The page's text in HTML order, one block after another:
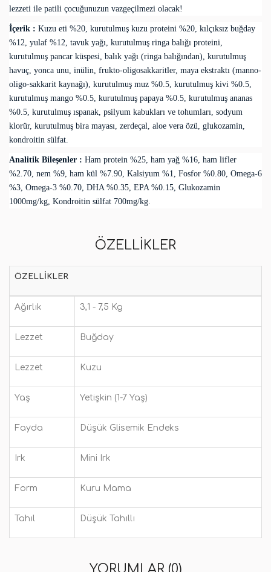
lezzeti ile patili çocuğunuzun vazgeçilmezi olacak!
İçerik : Kuzu eti %20, kurutulmuş kuzu proteini %20, kılçıksız buğday
%12, yulaf %12, tavuk yağı, kurutulmuş ringa balığı proteini,
kurutulmuş pancar küspesi, balık yağı (ringa balığından), kurutulmuş
havuç, yonca unu, inülin, frukto-oligosakkaritler, maya ekstraktı (manno-
oligo-sakkarit kaynağı), kurutulmuş muz %0.5, kurutulmuş kivi %0.5,
kurutulmuş mango %0.5, kurutulmuş papaya %0.5, kurutulmuş ananas
%0.5, kurutulmuş ıspanak, psilyum kabukları ve tohumları, sodyum
klorür, kurutulmuş bira mayası, zerdeçal, aloe vera özü, glukozamin,
kondroitin sülfat.
Analitik Bileşenler : Ham protein %25, ham yağ %16, ham lifler
%2.70, nem %9, ham kül %7.90, Kalsiyum %1, Fosfor %0.80, Omega-6
%3, Omega-3 %0.70, DHA %0.35, EPA %0.15, Glukozamin
1000mg/kg, Kondroitin sülfat 700mg/kg.
ÖZELLIKLER
ÖZELLIKLER
Ağırlık 3,1 - 7,5 Kg
Lezzet Buğday
Lezzet Kuzu
Yaş Yetişkin (1-7 Yaş)
Fayda Düşük Glisemik Endeks
Irk Mini Irk
Form Kuru Mama
Tahıl Düşük Tahıllı
YORUMLAR (0)